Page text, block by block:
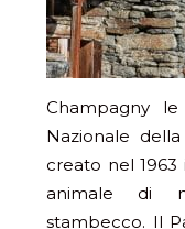
Champagny
Nazionale
creato nel
animale di
stambecco. Il